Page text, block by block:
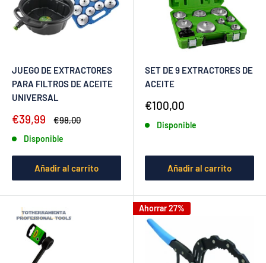
JUEGO DE EXTRACTORES
PARA FILTROS DE ACEITE
UNIVERSAL
Precio
venta
€39,99
Precio
€98,00
Disponible
Añadir al carrito
SET DE 9 EXTRACTORES DE
ACEITE
Precio
venta
€100,00
Disponible
Añadir al carrito
Ahorrar 27%